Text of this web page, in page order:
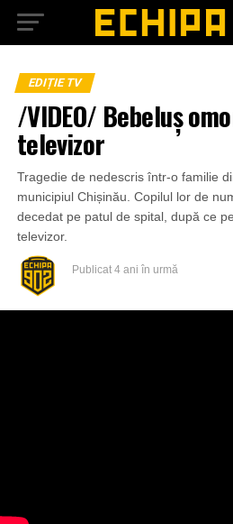
EDIȚIE TV
/VIDEO/ Bebeluș
televizor
Tragedie de nedescris într-o familie
municipiul Chișinău. Copilul lor de
decedat pe patul de spital, după ce
televizor.
Publicat 4 ani în urmă